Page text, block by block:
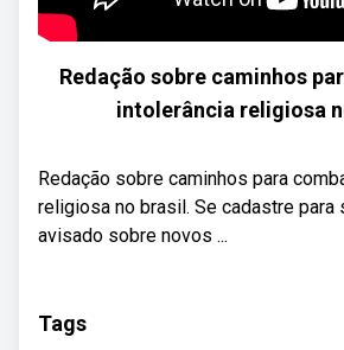
Redação sobre caminhos
intolerância religiosa
Redação sobre caminhos para
religiosa no brasil. Se cadastre para
avisado sobre novos ...
Tags